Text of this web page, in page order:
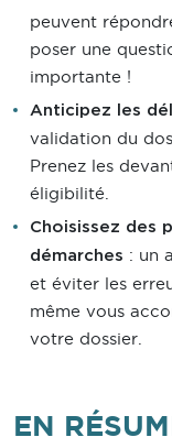
peuvent
poser une
importante !
Anticipez les
validation du
Prenez les
éligibilité.
Choisissez des
démarches : un
et éviter les
même vous
votre dossier.
EN